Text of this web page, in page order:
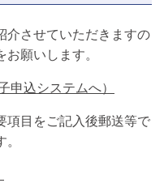
介させていただきますの
願いします。
申込システムへ）
項目をご記入後郵送等で